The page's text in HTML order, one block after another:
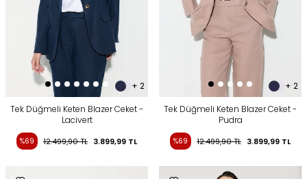
+ 2
Tek Düğmeli Keten Blazer Ceket -
Lacivert
%69 12.499,90TL 3.899,99 TL
+ 2
Tek Düğmeli Keten Blazer Ceket -
Pudra
%69 12.499,90TL 3.899,99 TL